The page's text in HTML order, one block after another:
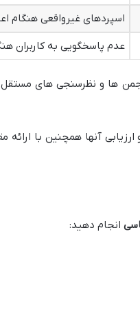
اسپردهای غیرواقعی هنگام
عدم پاسخگویی به کاربران
ها و نظرسنجی های
آنها همچنین با ارائه
انجام دهید: